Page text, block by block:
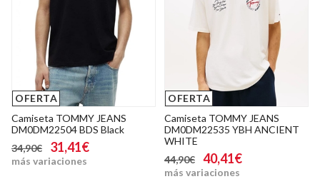
OFERTA
Camiseta TOMMY JEANS
DM0DM22504 BDS Black
34,90€
31,41€
más variaciones
OFERTA
Camiseta TOMMY JEANS
DM0DM22535 YBH ANCIENT
WHITE
44,90€
40,41€
más variaciones